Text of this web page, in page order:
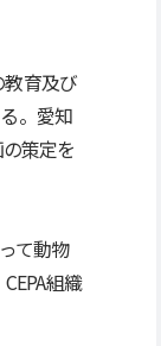
育及び
。愛知
策定を
て動物
組織